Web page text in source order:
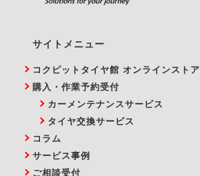
サイトメニュー
コクピットタイヤ館 オンラインストア
購入・作業予約受付
カーメンテナンスサービス
タイヤ交換サービス
コラム
サービス事例
ご相談受付